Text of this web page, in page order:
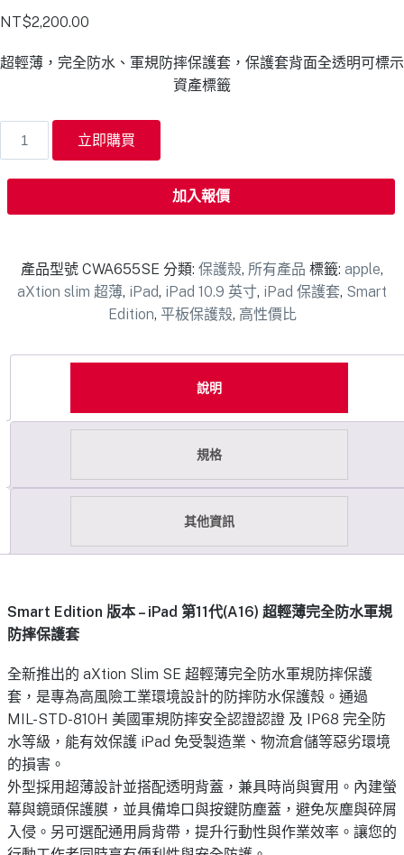
NT$2,200.00
超輕薄，完全防水、軍規防摔保護套，保護套背面全透明可標示
資產標籤
立即購買
加入報價
產品型號 CWA655SE 分類: 保護殼, 所有產品 標籤: apple,
aXtion slim 超薄, iPad, iPad 10.9 英寸, iPad 保護套, Smart
Edition, 平板保護殼, 高性價比
說明
規格
其他資訊
Smart Edition 版本 – iPad 第11代(A16) 超輕薄完全防水軍規
防摔保護套
全新推出的 aXtion Slim SE 超輕薄完全防水軍規防摔保護
套，是專為高風險工業環境設計的防摔防水保護殼。通過
MIL-STD-810H 美國軍規防摔安全認證認證 及 IP68 完全防
水等級，能有效保護 iPad 免受製造業、物流倉儲等惡劣環境
的損害。
外型採用超薄設計並搭配透明背蓋，兼具時尚與實用。內建螢
幕與鏡頭保護膜，並具備埠口與按鍵防塵蓋，避免灰塵與碎屑
入侵。另可選配通用肩背帶，提升行動性與作業效率。讓您的